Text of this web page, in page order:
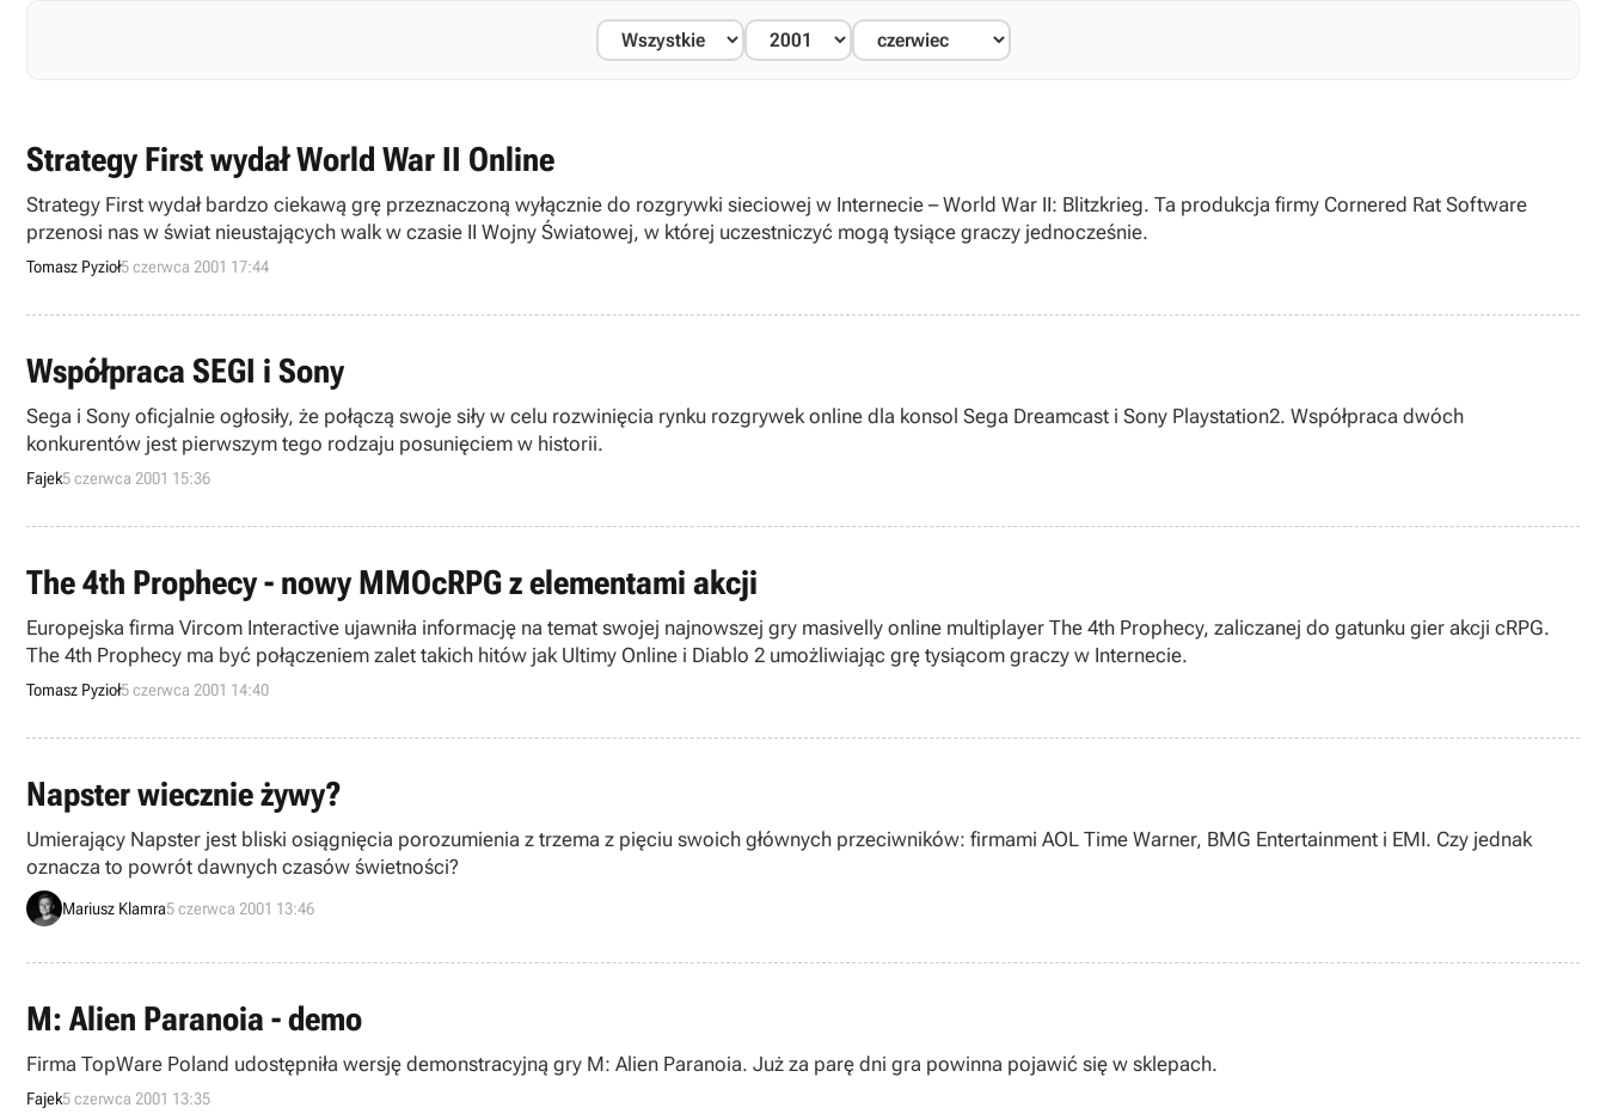
Strategy First wydał World War II Online
Strategy First wydał bardzo ciekawą grę przeznaczoną wyłącznie do rozgrywki sieciowej w Internecie – World War II: Blitzkrieg. Ta produkcja firmy Cornered Rat Software
przenosi nas w świat nieustających walk w czasie II Wojny Światowej, w której uczestniczyć mogą tysiące graczy jednocześnie.
Tomasz Pyzioł5 czerwca 2001 17:44
Współpraca SEGI i Sony
Sega i Sony oficjalnie ogłosiły, że połączą swoje siły w celu rozwinięcia rynku rozgrywek online dla konsol Sega Dreamcast i Sony Playstation2. Współpraca dwóch
konkurentów jest pierwszym tego rodzaju posunięciem w historii.
Fajek5 czerwca 2001 15:36
The 4th Prophecy - nowy MMOcRPG z elementami akcji
Europejska firma Vircom Interactive ujawniła informację na temat swojej najnowszej gry masivelly online multiplayer The 4th Prophecy, zaliczanej do gatunku gier akcji cRPG.
The 4th Prophecy ma być połączeniem zalet takich hitów jak Ultimy Online i Diablo 2 umożliwiając grę tysiącom graczy w Internecie.
Tomasz Pyzioł5 czerwca 2001 14:40
Napster wiecznie żywy?
Umierający Napster jest bliski osiągnięcia porozumienia z trzema z pięciu swoich głównych przeciwników: firmami AOL Time Warner, BMG Entertainment i EMI. Czy jednak
oznacza to powrót dawnych czasów świetności?
Mariusz Klamra5 czerwca 2001 13:46
M: Alien Paranoia - demo
Firma TopWare Poland udostępniła wersję demonstracyjną gry M: Alien Paranoia. Już za parę dni gra powinna pojawić się w sklepach.
Fajek5 czerwca 2001 13:35